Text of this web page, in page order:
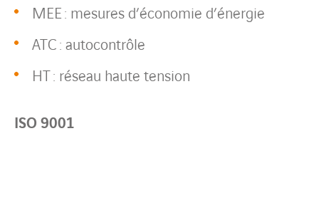
MEE : mesures d’économie d’énergie
ATC : autocontrôle
HT : réseau haute tension
ISO 9001